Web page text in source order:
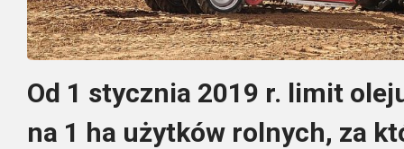
Od 1 stycznia 2019 r. limit
na 1 ha użytków rolnych, za